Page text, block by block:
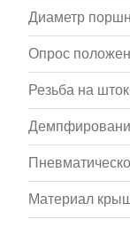
Диаметр
Опрос
Резьба на
Материал